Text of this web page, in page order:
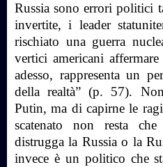
Russia sono errori politici
invertite, i leader
rischiato una guerra
vertici americani
adesso, rappresenta un
della realtà” (p. 57).
Putin, ma di capirne le
scatenato non resta
distrugga la Russia o la
invece è un politico che